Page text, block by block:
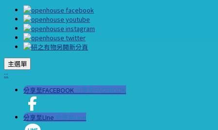
主選單
:::
分享至FACEBOOK 分享至FACEBOOK
分享至LIne 分享至LIne